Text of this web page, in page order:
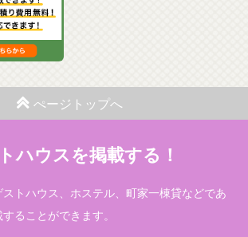
ぺージトップへ
ハウスを掲載する！
トハウス、ホステル、町家一棟貸などであ
ることができます。